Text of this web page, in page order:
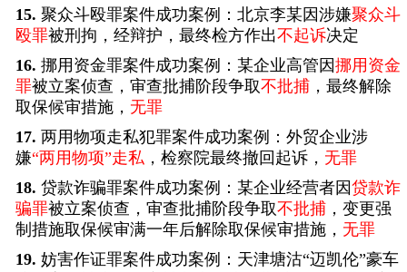
15. 聚众斗殴罪案件成功案例：北京李某因涉嫌聚众斗
殴罪被刑拘，经辩护，最终检方作出不起诉决定
16. 挪用资金罪案件成功案例：某企业高管因挪用资金
罪被立案侦查，审查批捕阶段争取不批捕 ，最终解除
取保候审措施， 无罪
17. 两用物项走私犯罪案件成功案例：外贸企业涉
嫌“两用物项”走私 ，检察院最终撤回起诉， 无罪
18. 贷款诈骗罪案件成功案例：某企业经营者因贷款诈
骗罪被立案侦查，审查批捕阶段争取不批捕 ，变更强
制措施取保候审满一年后解除取保候审措施， 无罪
19. 妨害作证罪案件成功案例：天津塘沽“迈凯伦”豪车